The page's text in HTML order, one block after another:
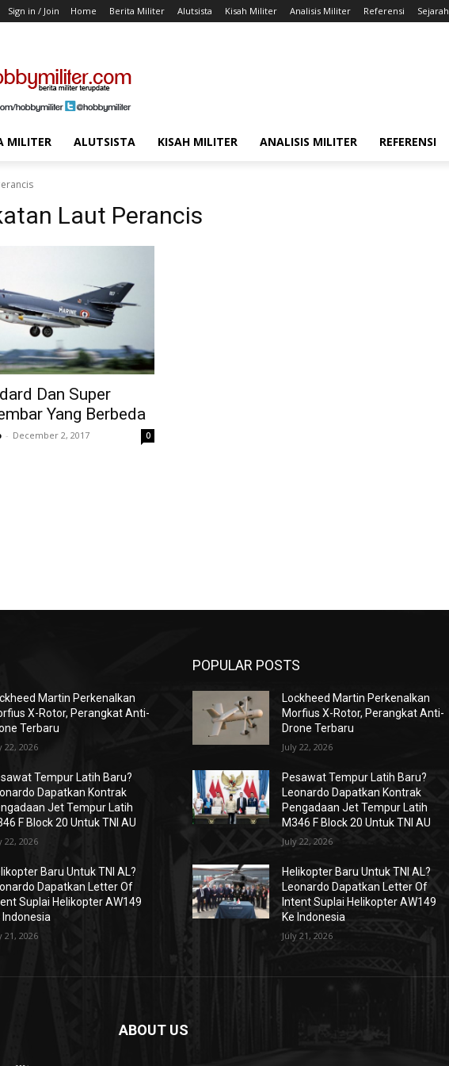
Sign in / Join Home Berita Militer Alutsista Kisah Militer Analisis Militer Referensi Sejarah
MILITER ALUTSISTA KISAH MILITER ANALISIS MILITER REFERENSI
Laut Perancis
Dan Super
Yang Berbeda
- December 2, 2017 0
Martin Perkenalkan
X-Rotor, Perangkat Anti-
Terbaru
22, 2026
Tempur Latih Baru?
Dapatkan Kontrak
Jet Tempur Latih
F Block 20 Untuk TNI AU
22, 2026
Baru Untuk TNI AL?
Dapatkan Letter Of
Suplai Helikopter AW149
Indonesia
21, 2026
POPULAR POSTS
Lockheed Martin Perkenalkan
Morfius X-Rotor, Perangkat Anti-
Drone Terbaru
July 22, 2026
Pesawat Tempur Latih Baru?
Leonardo Dapatkan Kontrak
Pengadaan Jet Tempur Latih
M346 F Block 20 Untuk TNI AU
July 22, 2026
Helikopter Baru Untuk TNI AL?
Leonardo Dapatkan Letter Of
Intent Suplai Helikopter AW149
Ke Indonesia
July 21, 2026
ABOUT US